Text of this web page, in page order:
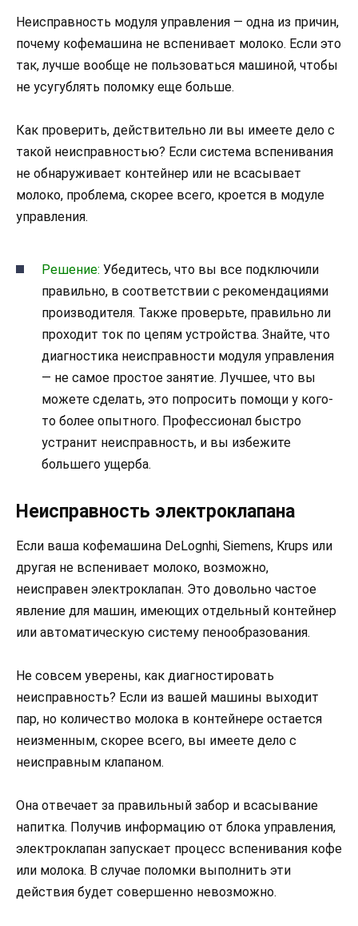
Неисправность модуля управления — одна из причин,
почему кофемашина не вспенивает молоко. Если это
так, лучше вообще не пользоваться машиной, чтобы
не усугублять поломку еще больше.
Как проверить, действительно ли вы имеете дело с
такой неисправностью? Если система вспенивания
не обнаруживает контейнер или не всасывает
молоко, проблема, скорее всего, кроется в модуле
управления.
Решение: Убедитесь, что вы все подключили
правильно, в соответствии с рекомендациями
производителя. Также проверьте, правильно ли
проходит ток по цепям устройства. Знайте, что
диагностика неисправности модуля управления
— не самое простое занятие. Лучшее, что вы
можете сделать, это попросить помощи у кого-
то более опытного. Профессионал быстро
устранит неисправность, и вы избежите
большего ущерба.
Неисправность электроклапана
Если ваша кофемашина DeLognhi, Siemens, Krups или
другая не вспенивает молоко, возможно,
неисправен электроклапан. Это довольно частое
явление для машин, имеющих отдельный контейнер
или автоматическую систему пенообразования.
Не совсем уверены, как диагностировать
неисправность? Если из вашей машины выходит
пар, но количество молока в контейнере остается
неизменным, скорее всего, вы имеете дело с
неисправным клапаном.
Она отвечает за правильный забор и всасывание
напитка. Получив информацию от блока управления,
электроклапан запускает процесс вспенивания кофе
или молока. В случае поломки выполнить эти
действия будет совершенно невозможно.